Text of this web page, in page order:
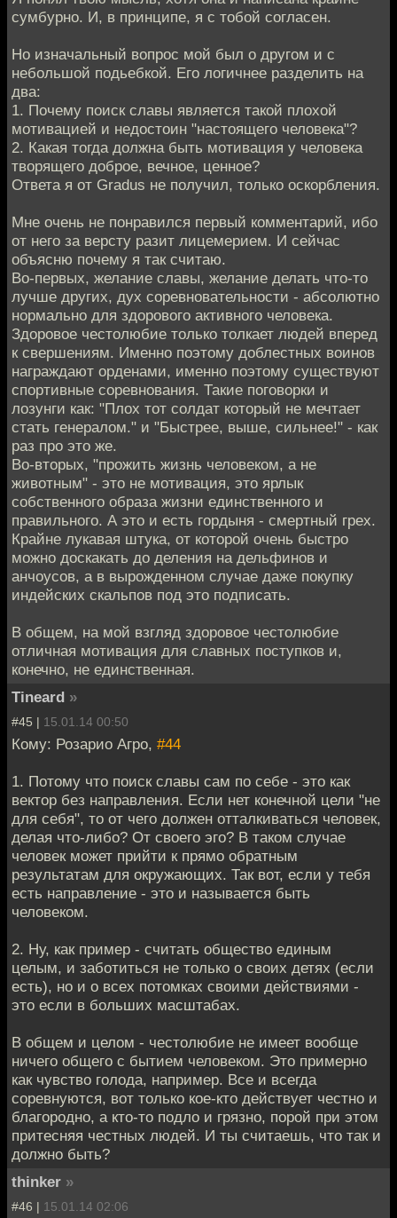
сумбурно. И, в принципе, я с тобой согласен.
Но изначальный вопрос мой был о другом и с
небольшой подьебкой. Его логичнее разделить на
два:
1. Почему поиск славы является такой плохой
мотивацией и недостоин "настоящего человека"?
2. Какая тогда должна быть мотивация у человека
творящего доброе, вечное, ценное?
Ответа я от Gradus не получил, только оскорбления.
Мне очень не понравился первый комментарий, ибо
от него за версту разит лицемерием. И сейчас
объясню почему я так считаю.
Во-первых, желание славы, желание делать что-то
лучше других, дух соревновательности - абсолютно
нормально для здорового активного человека.
Здоровое честолюбие только толкает людей вперед
к свершениям. Именно поэтому доблестных воинов
награждают орденами, именно поэтому существуют
спортивные соревнования. Такие поговорки и
лозунги как: "Плох тот солдат который не мечтает
стать генералом." и "Быстрее, выше, сильнее!" - как
раз про это же.
Во-вторых, "прожить жизнь человеком, а не
животным" - это не мотивация, это ярлык
собственного образа жизни единственного и
правильного. А это и есть гордыня - смертный грех.
Крайне лукавая штука, от которой очень быстро
можно доскакать до деления на дельфинов и
анчоусов, а в вырожденном случае даже покупку
индейских скальпов под это подписать.
В общем, на мой взгляд здоровое честолюбие
отличная мотивация для славных поступков и,
конечно, не единственная.
Tineard »
#45 | 15.01.14 00:50
Кому: Розарио Агро, #44
1. Потому что поиск славы сам по себе - это как
вектор без направления. Если нет конечной цели "не
для себя", то от чего должен отталкиваться человек,
делая что-либо? От своего эго? В таком случае
человек может прийти к прямо обратным
результатам для окружающих. Так вот, если у тебя
есть направление - это и называется быть
человеком.
2. Ну, как пример - считать общество единым
целым, и заботиться не только о своих детях (если
есть), но и о всех потомках своими действиями -
это если в больших масштабах.
В общем и целом - честолюбие не имеет вообще
ничего общего с бытием человеком. Это примерно
как чувство голода, например. Все и всегда
соревнуются, вот только кое-кто действует честно и
благородно, а кто-то подло и грязно, порой при этом
притесняя честных людей. И ты считаешь, что так и
должно быть?
thinker »
#46 | 15.01.14 02:06